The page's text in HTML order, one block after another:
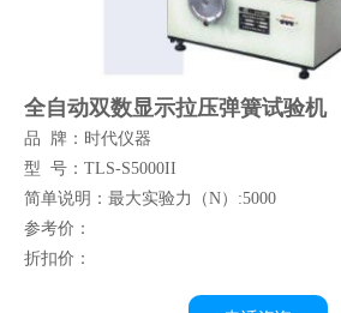
培训金桥出口加工区-苏州工业园-宁波大榭开发区-涂
洋浦开发区嘉兴-湖州-秦皇岛
全自动双数显示拉压弹簧试验机
品 牌：时代仪器
型 号：TLS-S5000II
简单说明：最大实验力（N）:5000
参考价：
折扣价：